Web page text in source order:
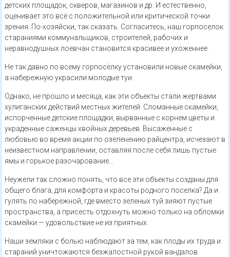
детских площадок, скверов, магазинов и др. И естественно,
оценивает это всё с положительной или критической точки
зрения. По-хозяйски, так сказать. Согласитесь, наш горпоселок
стараниями коммунальщиков, строителей, рабочих и
неравнодушных лоевчан становится красивее и ухоженнее.
Не так давно по всему горпосёлку установили новые скамейки,
а набережную украсили молодые туи.
Однако, не прошло и месяца, как эти объекты стали жертвами
хулиганских действий местных жителей. Сломанные скамейки,
испорченные детские площадки, вырванные с корнем цветы и
украденные саженцы хвойных деревьев. Высаженные с
любовью во время акции по озеленению райцентра, исчезают в
неизвестном направлении, оставляя после себя лишь пустые
ямы и горькое разочарование…
Неужели так сложно понять, что все эти объекты созданы для
общего блага, для комфорта и красоты родного поселка? Да и
гулять по набережной, где вместо зеленых туй зияют пустые
пространства, а присесть отдохнуть можно только на обломки
скамейки — удовольствие не из приятных.
Наши земляки с болью наблюдают за тем, как плоды их труда и
стараний уничтожаются безжалостной рукой вандалов.